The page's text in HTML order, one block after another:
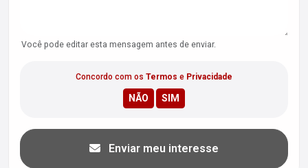
Você pode editar esta mensagem antes de enviar.
Concordo com os Termos e Privacidade
Enviar meu interesse